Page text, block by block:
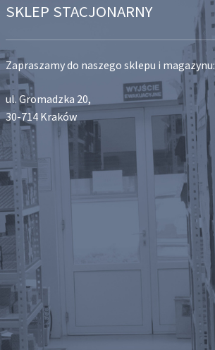
SKLEP STACJONARNY
Zapraszamy do naszego sklepu i magazynu:
ul. Gromadzka 20,
30-714 Kraków